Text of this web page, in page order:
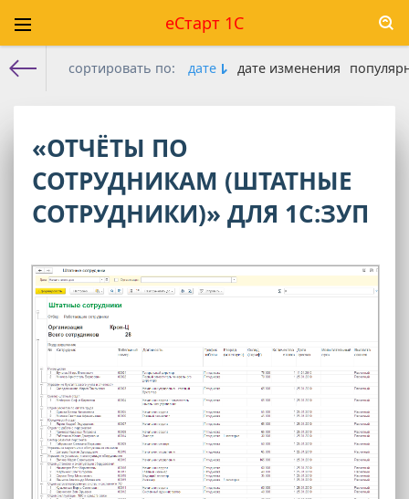
еСтарт 1С
сортировать по: дате дате изменения
«ОТЧЁТЫ ПО
СОТРУДНИКАМ (ШТАТНЫЕ
СОТРУДНИКИ)» ДЛЯ 1С:ЗУП